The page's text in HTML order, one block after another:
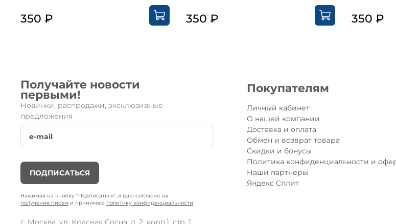
350 ₽ 350 ₽ 350 ₽
Получайте новости
первыми!
Новинки, распродажи, эксклюзивные
предложения
ПОДПИСАТЬСЯ
Нажимая на кнопку "Подписаться", я даю согласие на
получение писем и принимаю политику конфиденциальности
г. Москва, ул. Красная Сосна, д. 2. корп.1, стр. 1
Покупателям
Личный кабинет
О нашей компании
Доставка и оплата
Обмен и возврат товара
Скидки и бонусы
Политика конфиденциальности и
Наши партнеры
Яндекс Сплит